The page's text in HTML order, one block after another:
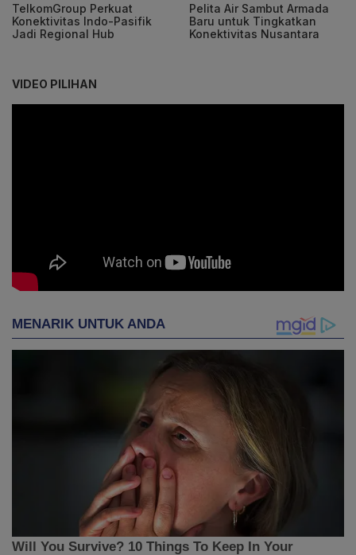
TelkomGroup Perkuat
Konektivitas Indo-Pasifik
Jadi Regional Hub
Pelita Air Sambut Armada
Baru untuk Tingkatkan
Konektivitas Nusantara
VIDEO PILIHAN